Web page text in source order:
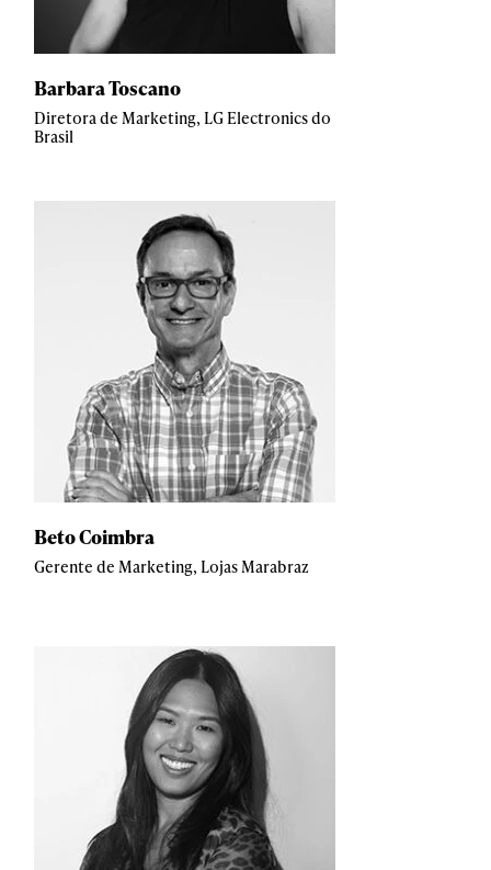
Barbara Toscano
Diretora de Marketing, LG Electronics do
Brasil
Beto Coimbra
Gerente de Marketing, Lojas Marabraz